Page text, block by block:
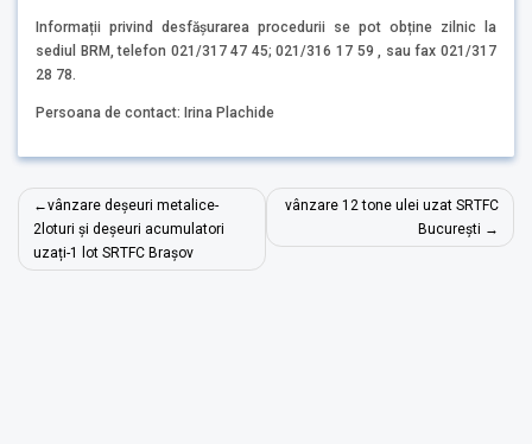
Informații privind desfășurarea procedurii se pot obține zilnic la
sediul BRM, telefon 021/317 47 45; 021/316 17 59 , sau fax 021/317
28 78.
Persoana de contact: Irina Plachide
Navigare
în
articole
vânzare deșeuri metalice-
2loturi și deșeuri acumulatori
uzați-1 lot SRTFC Brașov
vânzare 12 tone ulei uzat SRTFC
București